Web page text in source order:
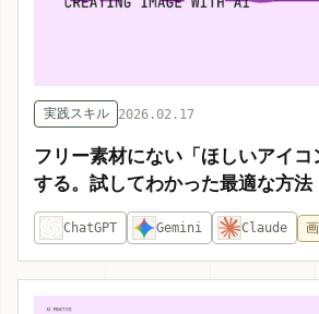
実践スキル 2026.02.17
フリー素材にない「ほしいアイ
する。試してわかった最適な方法
ChatGPT Gemini Claude